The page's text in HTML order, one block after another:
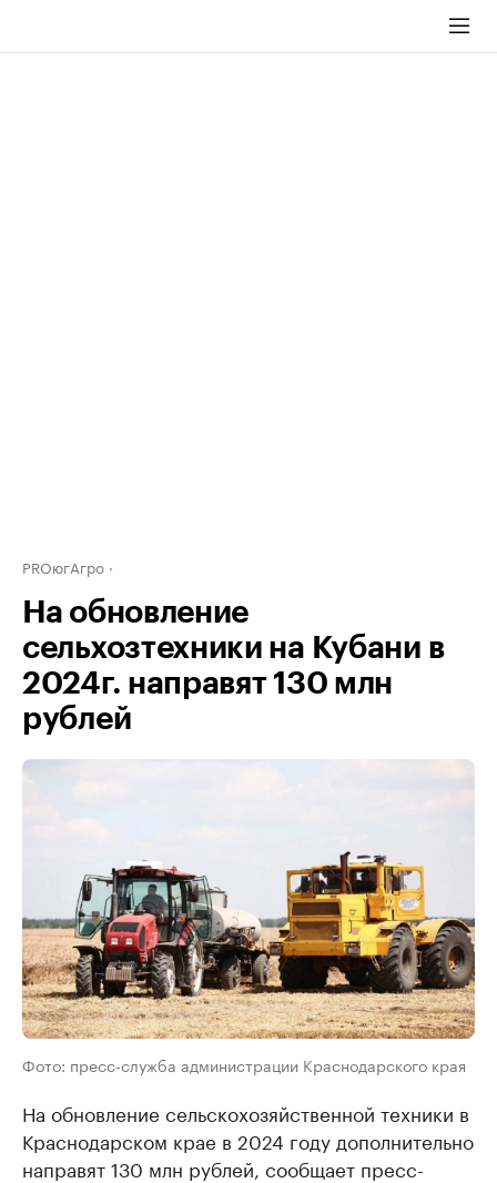
PROюгАгро
На обновление
сельхозтехники на Кубани в
2024г. направят 130 млн
рублей
Фото: пресс-служба администрации Краснодарского края
На обновление сельскохозяйственной техники в
Краснодарском крае в 2024 году дополнительно
направят 130 млн рублей, сообщает пресс-